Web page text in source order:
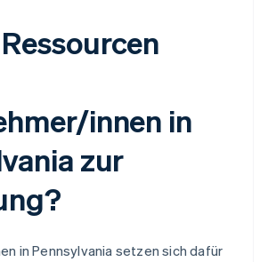
innen in
zur
in Pennsylvania setzen sich dafür